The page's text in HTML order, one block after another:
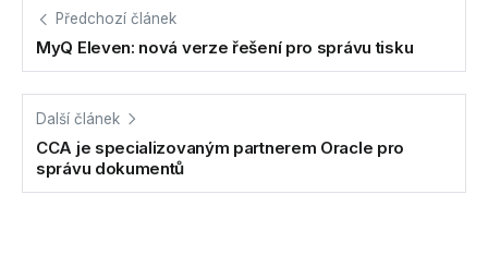
Předchozí článek
MyQ Eleven: nová verze řešení pro správu tisku
Další článek
CCA je specializovaným partnerem Oracle pro
správu dokumentů